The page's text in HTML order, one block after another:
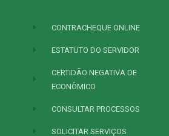
CONTRACHEQUE ONLINE
ESTATUTO DO SERVIDOR
CERTIDÃO NEGATIVA DE
ECONÔMICO
CONSULTAR PROCESSOS
SOLICITAR SERVIÇOS